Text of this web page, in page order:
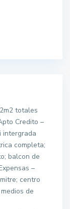
totales
Credito –
intergrada
completa;
balcon de
–
centro
de